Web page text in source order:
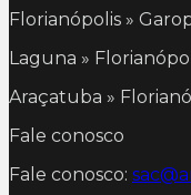
Florianópolis »
Laguna »
Araçatuba »
Fale conosco
Fale conosco: